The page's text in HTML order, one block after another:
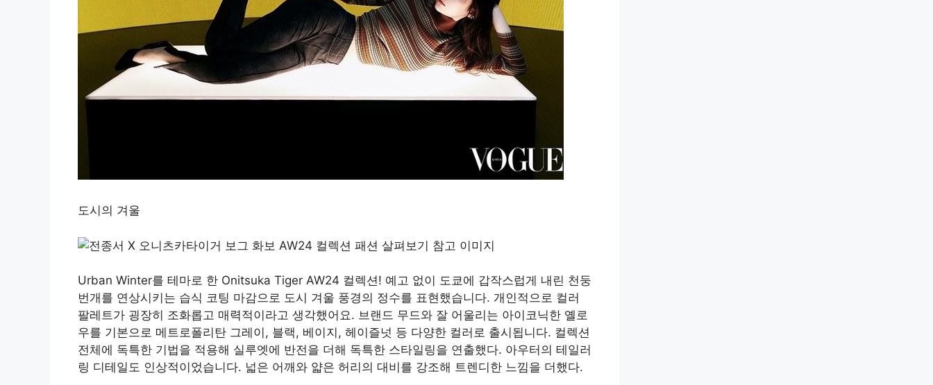
도시의 겨울
Urban Winter를 테마로 한 Onitsuka Tiger AW24 컬렉션! 예고 없이 도쿄에 갑작스럽게 내린 천둥
번개를 연상시키는 습식 코팅 마감으로 도시 겨울 풍경의 정수를 표현했습니다. 개인적으로 컬러
팔레트가 굉장히 조화롭고 매력적이라고 ​​생각했어요. 브랜드 무드와 잘 어울리는 아이코닉한 옐로
우를 기본으로 메트로폴리탄 그레이, 블랙, 베이지, 헤이즐넛 등 다양한 컬러로 출시됩니다. 컬렉션
전체에 독특한 기법을 적용해 실루엣에 반전을 더해 독특한 스타일링을 연출했다. 아우터의 테일러
링 디테일도 인상적이었습니다. 넓은 어깨와 얇은 허리의 대비를 강조해 트렌디한 느낌을 더했다.